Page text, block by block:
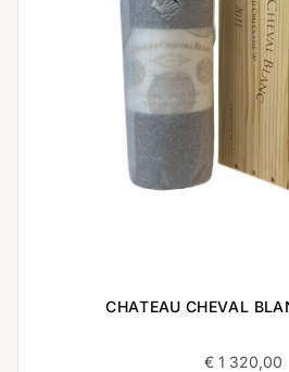
CHATEAU CHEVAL
€ 1 320,00